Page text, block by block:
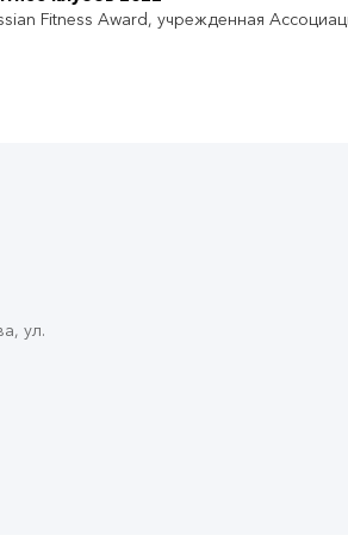
Fitness Award, учрежденная
ул.